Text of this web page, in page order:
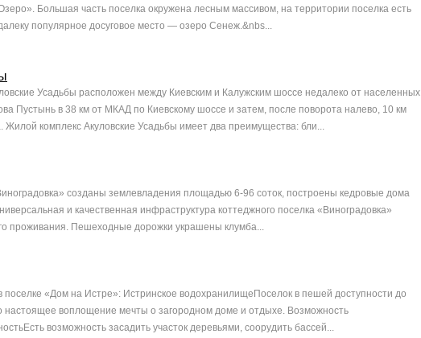
Большая часть поселка окружена лесным массивом, на территории поселка есть
популярное досуговое место — озеро Сенеж.&nbs...
Усадьбы расположен между Киевским и Калужским шоссе недалеко от населенных
Пустынь в 38 км от МКАД по Киевскому шоссе и затем, после поворота налево, 10 км
Жилой комплекс Акуловские Усадьбы имеет два преимущества: бли...
созданы землевладения площадью 6-96 соток, построены кедровые дома
и качественная инфраструктура коттеджного поселка «Виноградовка»
проживания. Пешеходные дорожки украшены клумба...
поселке «Дом на Истре»: Истринское водохранилищеПоселок в пешей доступности до
настоящее воплощение мечты о загородном доме и отдыхе. Возможность
возможность засадить участок деревьями, соорудить бассей...